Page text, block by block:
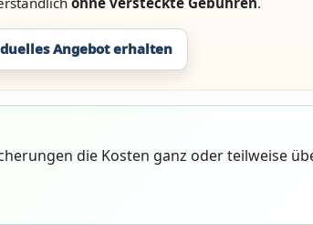
Angebot erhalten
die Kosten ganz oder teilweise